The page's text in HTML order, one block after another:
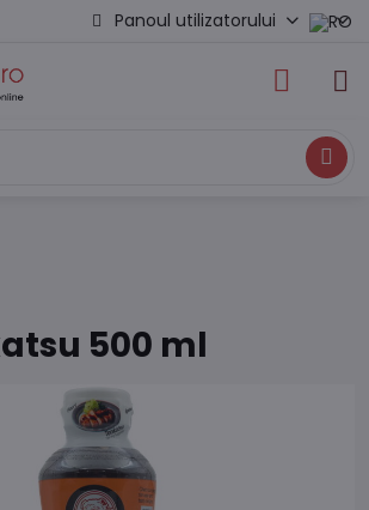
Panoul utilizatorului
Caută
500 ml